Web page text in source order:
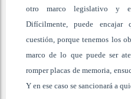
otro marco legislativo y
Difícilmente, puede encajar
cuestión, porque tenemos los
marco de lo que puede ser
romper placas de memoria,
Y en ese caso se sancionará a